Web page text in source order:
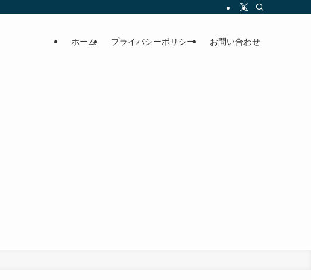
ホーム プライバシーポリシー お問い合わせ